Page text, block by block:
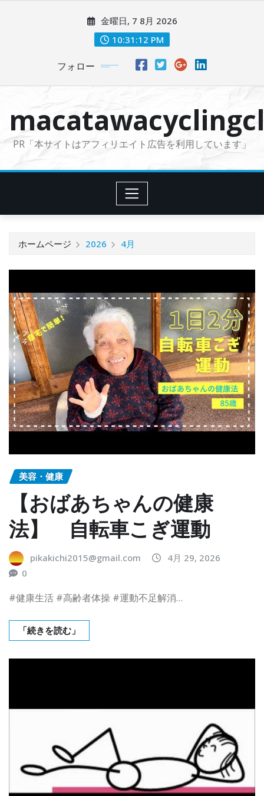
に
金曜日, 7 8月 2026
10:31:13 PM
フォロー
PR「本サイトはアフィリエイト広告を利用しています」
ホームページ 2026 4月
美容・健康
【おばあちゃんの健康
法】 自転車こぎ運動
pikakichi2015@gmail.com
4月 29, 2026
0
#健康生活 #高齢者体操 #運動不足解消…
「続きを読む」